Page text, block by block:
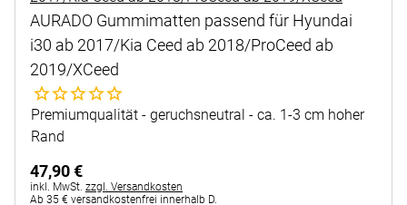
AURADO Gummimatten passend für Hyundai
i30 ab 2017/Kia Ceed ab 2018/ProCeed ab
2019/XCeed
Noch keine Bewertungen abgegeben
Premiumqualität - geruchsneutral - ca. 1-3 cm hoher
Rand
47,90€
Steuerhinweis:
inkl. MwSt. zzgl. Versandkosten
Ab 35 € versandkostenfrei innerhalb D.